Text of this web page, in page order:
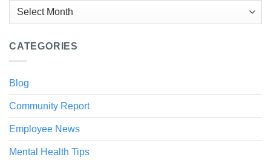
Archives
CATEGORIES
Blog
Community Report
Employee News
Mental Health Tips